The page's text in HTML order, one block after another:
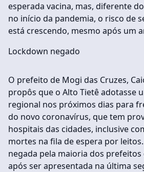
esperada vacina, mas, diferente
no início da pandemia, o risco de
está crescendo, mesmo após um
Lockdown negado
O prefeito de Mogi das Cruzes,
propôs que o Alto Tietê adotasse
regional nos próximos dias para
do novo coronavírus, que tem
hospitais das cidades, inclusive
mortes na fila de espera por
negada pela maioria dos
após ser apresentada na última